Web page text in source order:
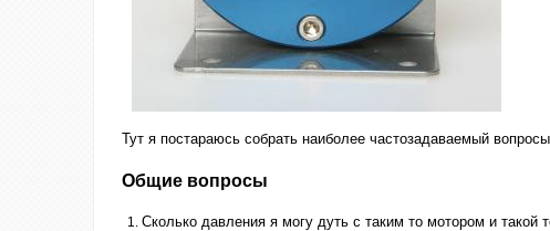
Тут я постараюсь собрать наиболее частозадаваемый
Общие вопросы
Сколько давления я могу дуть с таким то мотором и такой